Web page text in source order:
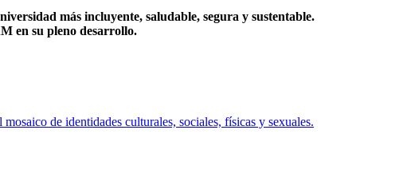
más incluyente, saludable, segura y sustentable.
en su pleno desarrollo.
de identidades culturales, sociales, físicas y sexuales.